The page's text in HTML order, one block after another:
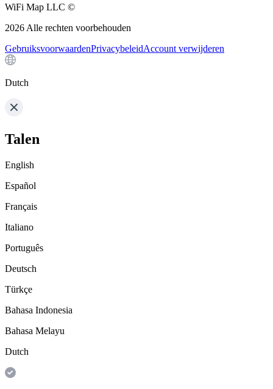
WiFi Map LLC ©
2026 Alle rechten voorbehouden
GebruiksvoorwaardenPrivacybeleidAccount verwijderen
Dutch
Talen
English
Español
Français
Italiano
Português
Deutsch
Türkçe
Bahasa Indonesia
Bahasa Melayu
Dutch